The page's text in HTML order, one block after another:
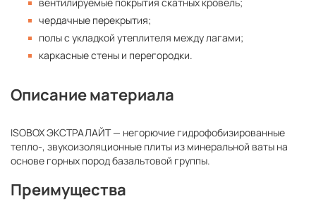
чердачные перекрытия;
полы с укладкой утеплителя между лагами;
каркасные стены и перегородки.
Описание материала
ISOBOX ЭКСТРАЛАЙТ — негорючие гидрофобизированные
тепло-, звукоизоляционные плиты из минеральной ваты на
основе горных пород базальтовой группы.
Преимущества